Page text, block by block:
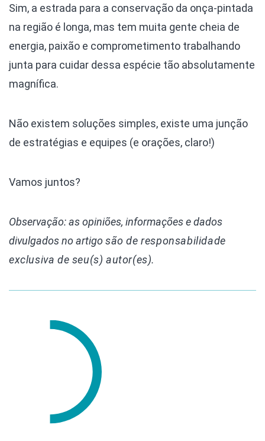
Sim, a estrada para a conservação da onça-pintada
na região é longa, mas tem muita gente cheia de
energia, paixão e comprometimento trabalhando
junta para cuidar dessa espécie tão absolutamente
magnífica.
Não existem soluções simples, existe uma junção
de estratégias e equipes (e orações, claro!)
Vamos juntos?
Observação: as opiniões, informações e dados
divulgadosno artigo são de responsabilidade
exclusiva de seu(s) autor(es).